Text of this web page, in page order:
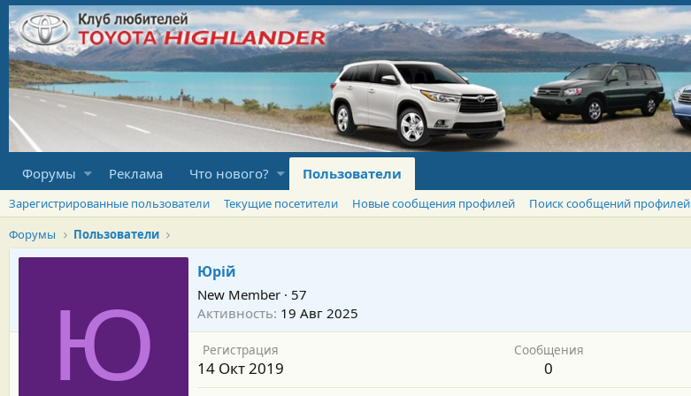
Форумы Реклама Что нового? Пользователи
Зарегистрированные пользователи Текущие посетители Новые сообщения профилей
Поиск сообщений профилей
Форумы
Пользователи
Ю
Юрiй
New Member · 57
Активность 19 Авг 2025
Регистрация
14 Окт 2019
Сообщения
0